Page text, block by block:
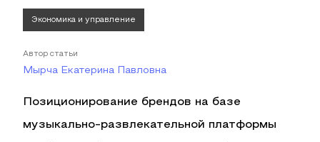
Экономика и управление
Автор статьи
Мырча Екатерина Павловна
Позиционирование брендов на базе
музыкально-развлекательной платформы